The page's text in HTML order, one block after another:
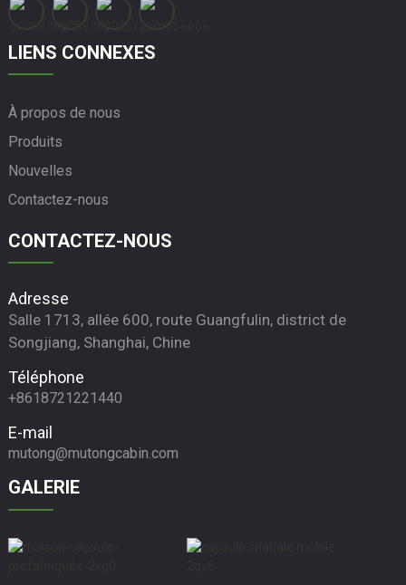
LIENS CONNEXES
À propos de nous
Produits
Nouvelles
Contactez-nous
CONTACTEZ-NOUS
Adresse
Salle 1713, allée 600, route Guangfulin, district de
Songjiang, Shanghai, Chine
Téléphone
+8618721221440
E-mail
mutong@mutongcabin.com
GALERIE